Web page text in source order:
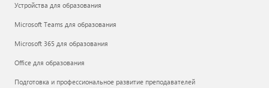
Устройства для образования
Microsoft Teams для образования
Microsoft 365 для образования
Office для образования
Подготовка и профессиональное развитие преподавателей